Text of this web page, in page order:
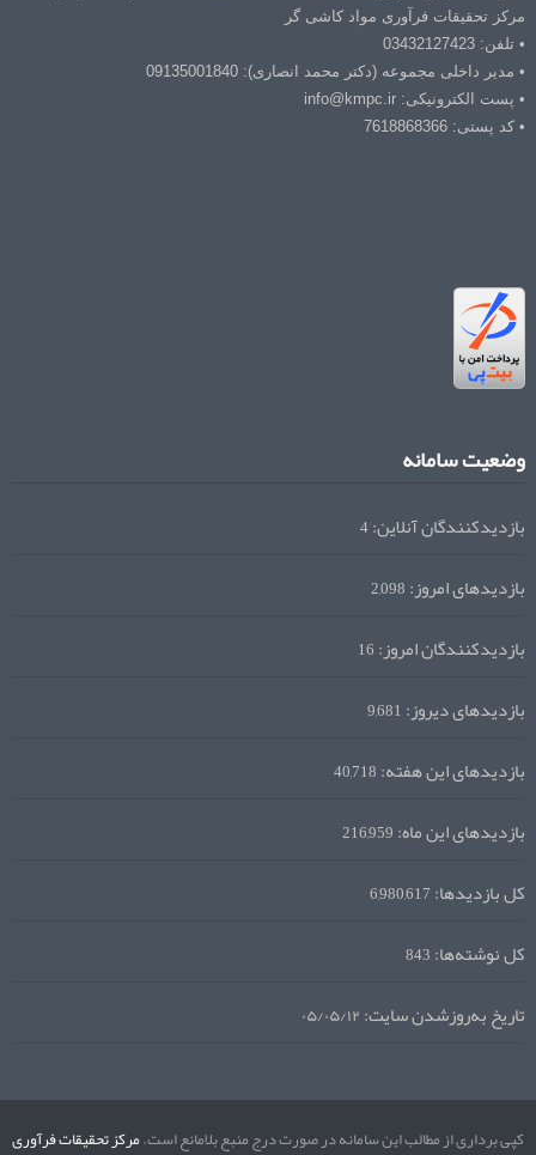
مرکز تحقیقات فرآوری مواد کاشی گر
• تلفن: 03432127423
• مدیر داخلی مجموعه (دکتر محمد انصاری): 09135001840
• پست الکترونیکی: info@kmpc.ir
• کد پستی: 7618868366
وضعیت سامانه
بازدیدکنندگان آنلاین:4
بازدیدهای امروز:2,098
بازدیدکنندگان امروز:16
بازدیدهای دیروز:9,681
بازدیدهای این هفته:40,718
بازدیدهای این ماه:216,959
کل بازدیدها:6,980,617
کل نوشته‌ها:843
تاریخ به‌روزشدن سایت:۰۵/۰۵/۱۲
کپی برداری از مطالب این سامانه در صورت درج منبع بلامانع است.مرکز تحقیقات فرآوری